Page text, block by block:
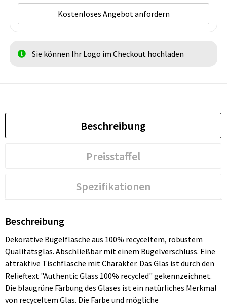
Kostenloses Angebot anfordern
Sie können Ihr Logo im Checkout hochladen
Beschreibung
Preisstaffel
Spezifikationen
Beschreibung
Dekorative Bügelflasche aus 100% recyceltem, robustem
Qualitätsglas. Abschließbar mit einem Bügelverschluss. Eine
attraktive Tischflasche mit Charakter. Das Glas ist durch den
Relieftext "Authentic Glass 100% recycled" gekennzeichnet.
Die blaugrüne Färbung des Glases ist ein natürliches Merkmal
von recyceltem Glas. Die Farbe und mögliche